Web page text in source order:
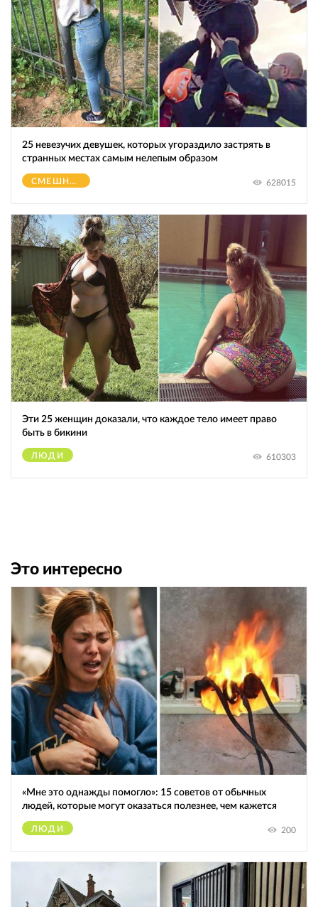
25 невезучих девушек, которых угораздило застрять в
странных местах самым нелепым образом
СМЕШНОЕ 628015
Эти 25 женщин доказали, что каждое тело имеет право
быть в бикини
ЛЮДИ 610303
Это интересно
«Мне это однажды помогло»: 15 советов от обычных
людей, которые могут оказаться полезнее, чем кажется
ЛЮДИ 200